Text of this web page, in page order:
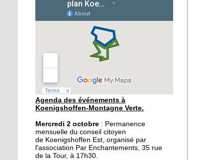
1 octobre 2019
Scolariser les enfants de
l'Hôtel de la rue : un vrai
1 octobre 2019
Hohberg : Ali, le dernier
des marchands
30 septembre 2019
Un dimanche festif à la
Montagne-Verte
29 septembre 2019
Agenda des événements à
Koenigshoffen-Montagne Verte.
Mercredi 2 octobre : Permanence
mensuelle du conseil citoyen
de Koenigshoffen Est, organisé par
l'association Par Enchantements, 35 rue
de la Tour, à 17h30.